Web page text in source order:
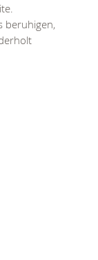
beruhigen,